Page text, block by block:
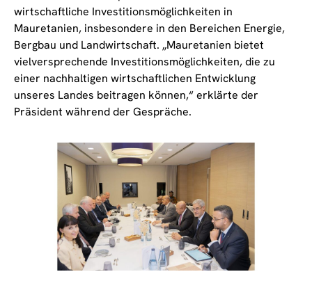
wirtschaftliche Investitionsmöglichkeiten in
Mauretanien, insbesondere in den Bereichen Energie,
Bergbau und Landwirtschaft. „Mauretanien bietet
vielversprechende Investitionsmöglichkeiten, die zu
einer nachhaltigen wirtschaftlichen Entwicklung
unseres Landes beitragen können,“ erklärte der
Präsident während der Gespräche.